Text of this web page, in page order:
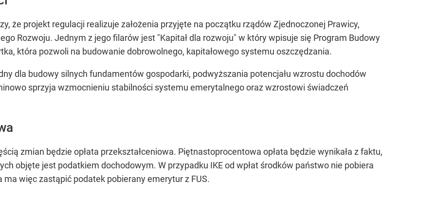
że projekt regulacji realizuje założenia przyjęte na początku rządów Zjednoczonej Prawicy,
Rozwoju. Jednym z jego filarów jest "Kapitał dla rozwoju" w który wpisuje się Program Budowy
która pozwoli na budowanie dobrowolnego, kapitałowego systemu oszczędzania.
dla budowy silnych fundamentów gospodarki, podwyższania potencjału wzrostu dochodów
sprzyja wzmocnieniu stabilności systemu emerytalnego oraz wzrostowi świadczeń
zmian będzie opłata przekształceniowa. Piętnastoprocentowa opłata będzie wynikała z faktu,
objęte jest podatkiem dochodowym. W przypadku IKE od wpłat środków państwo nie pobiera
ma więc zastąpić podatek pobierany emerytur z FUS.